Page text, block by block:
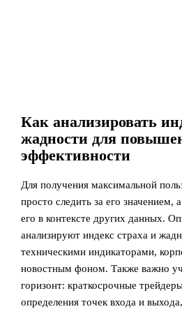
Как анализировать
жадности для
эффективности
Для получения максимальной
просто следить за его значением,
его в контексте других данных.
анализируют индекс страха и
техническими индикаторами,
новостным фоном. Также важно
горизонт: краткосрочные
определения точек входа и